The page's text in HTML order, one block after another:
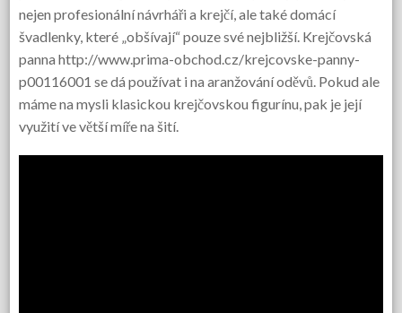
nejen profesionální návrháři a krejčí, ale také domácí
švadlenky, které „obšívají“ pouze své nejbližší. Krejčovská
panna http://www.prima-obchod.cz/krejcovske-panny-
p00116001 se dá používat i na aranžování oděvů. Pokud ale
máme na mysli klasickou krejčovskou figurínu, pak je její
využití ve větší míře na šití.